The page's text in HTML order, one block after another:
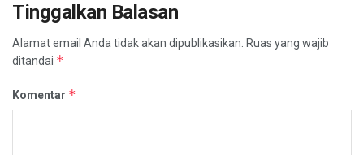
Tinggalkan Balasan
Alamat email Anda tidak akan dipublikasikan. Ruas yang wajib
ditandai *
Komentar *